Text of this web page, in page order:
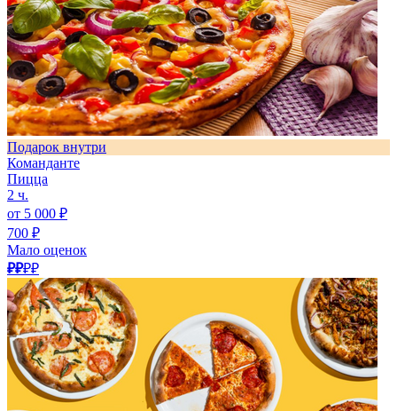
Подарок внутри
Команданте
Пицца
2 ч.
от 5 000 ₽
700 ₽
Мало оценок
₽₽₽₽